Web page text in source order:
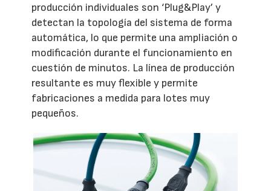
producción individuales son ‘Plug&Play’ y
detectan la topología del sistema de forma
automática, lo que permite una ampliación o
modificación durante el funcionamiento en
cuestión de minutos. La línea de producción
resultante es muy flexible y permite
fabricaciones a medida para lotes muy
pequeños.